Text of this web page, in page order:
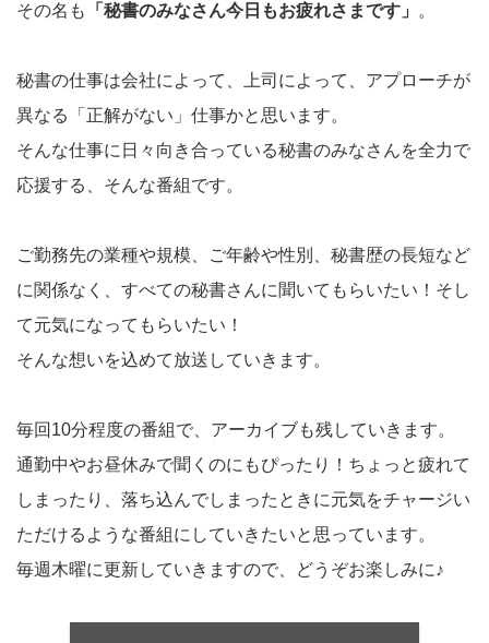
その名も
「秘書のみなさん今日もお疲れさまです」 。
秘書の仕事は会社によって、上司によって、アプローチが
異なる「正解がない」仕事かと思います。
そんな仕事に日々向き合っている秘書のみなさんを全力で
応援する、そんな番組です。
ご勤務先の業種や規模、ご年齢や性別、秘書歴の長短など
に関係なく、すべての秘書さんに聞いてもらいたい！そし
て元気になってもらいたい！
そんな想いを込めて放送していきます。
毎回10分程度の番組で、アーカイブも残していきます。
通勤中やお昼休みで聞くのにもぴったり！ちょっと疲れて
しまったり、落ち込んでしまったときに元気をチャージい
ただけるような番組にしていきたいと思っています。
毎週木曜に更新していきますので、どうぞお楽しみに♪